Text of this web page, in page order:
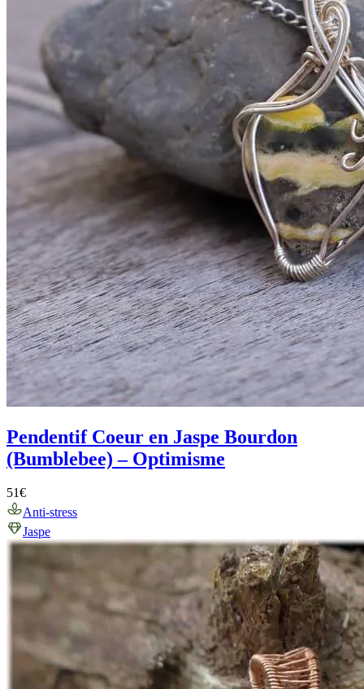
Pendentif Coeur en Jaspe Bourdon
(Bumblebee) – Optimisme
51€
Anti-stress
Jaspe